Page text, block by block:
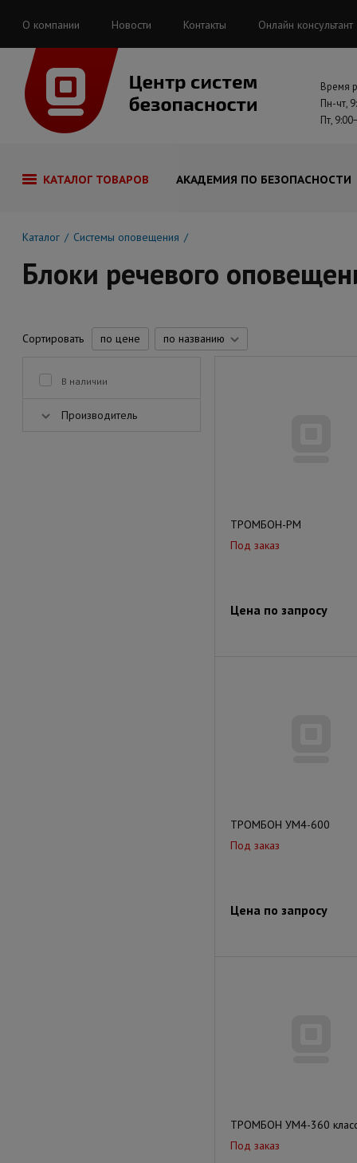
О компании Новости Контакты Онлайн консультант
Время
Пн-чт,
Пт,
КАТАЛОГ ТОВАРОВ АКАДЕМИЯ ПО БЕЗОПАСНОСТИ
Каталог Системы оповещения
Блоки речевого
Сортировать по цене по названию
В наличии
Производитель
ТРОМБОН-РМ
Под заказ
Цена по запросу
ТРОМБОН УМ4-600
Под заказ
Цена по запросу
ТРОМБОН УМ4-360
Под заказ